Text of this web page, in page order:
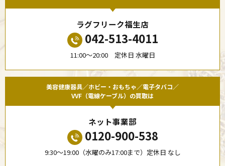
ラグフリーク福生店
042-513-4011
11:00〜20:00 定休日 水曜日
美容健康器具／ホビー・おもちゃ／電子タバコ／
VVF（電線ケーブル）の買取は
ネット事業部
0120-900-538
9:30〜19:00（水曜のみ17:00まで）定休日 なし